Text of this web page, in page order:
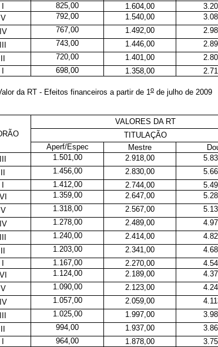
825,00 1.604,00
V 792,00 1.540,00
IV
767,00 1.492,00
743,00 1.446,00
720,00 1.401,00
698,00 1.358,00
da RT - Efeitos financeiros a partir de 1o de julho de 2009
VALORES DA RT
TITULAÇÃO
Aperf/Espec
Mestre
1.501,00 2.918,00
1.456,00 2.830,00
1.412,00 2.744,00
VI 1.359,00 2.647,00
V
1.318,00 2.567,00
IV
1.278,00 2.489,00
1.240,00 2.414,00
1.203,00 2.341,00
1.167,00 2.270,00
VI 1.124,00 2.189,00
V
1.090,00 2.123,00
IV
1.057,00 2.059,00
1.025,00 1.997,00
994,00 1.937,00
964,00 1.878,00